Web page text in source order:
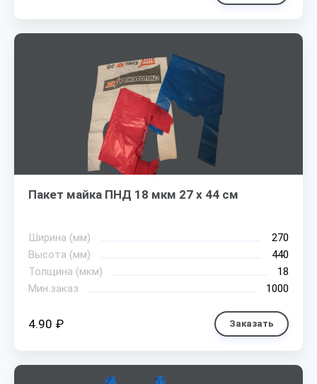
Пакет майка ПНД 18 мкм 27 х 44 см
Ширина (мм)
270
Высота (мм)
440
Толщина (мкм)
18
Мин.заказ
1000
4.90 ₽ Заказать